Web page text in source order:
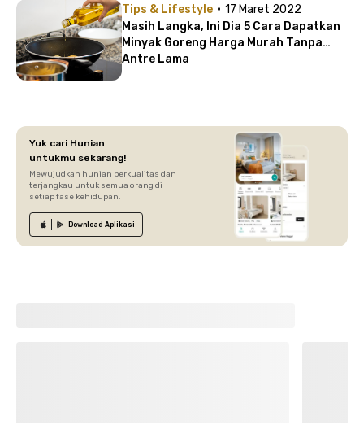
Tips & Lifestyle · 17 Maret 2022
Masih Langka, Ini Dia 5 Cara Dapatkan
Minyak Goreng Harga Murah Tanpa
Antre Lama
Yuk cari Hunian
untukmu sekarang!
Mewujudkan hunian berkualitas dan
terjangkau untuk semua orang di
setiap fase kehidupan.
Download Aplikasi